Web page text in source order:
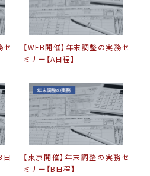
セ
【WEB開催】年末調整の実務セ
ミナー【A日程】
日
【東京開催】年末調整の実務セ
ミナー【B日程】